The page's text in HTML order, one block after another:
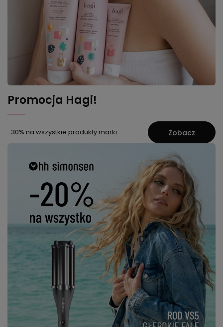
Promocja Hagi!
-30% na wszystkie produkty marki Zobacz